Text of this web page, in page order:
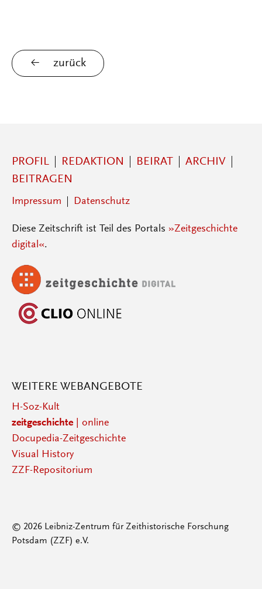
zurück
PROFIL REDAKTION BEIRAT
ARCHIV
BEITRAGEN
Impressum Datenschutz
Diese Zeitschrift ist Teil des Portals »Zeitgeschichte
digital«.
WEITERE WEBANGEBOTE
H-Soz-Kult
zeitgeschichte| online
Docupedia-Zeitgeschichte
Visual History
ZZF-Repositorium
© 2026 Leibniz-Zentrum für Zeithistorische Forschung
Potsdam (ZZF) e.V.